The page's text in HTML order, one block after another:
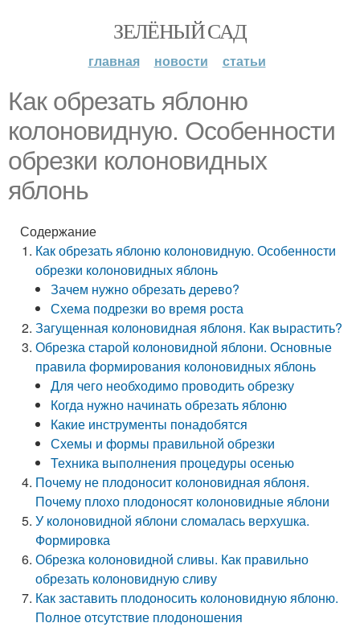
ЗЕЛЁНЫЙ САД
главная новости статьи
Как обрезать яблоню
колоновидную. Особенности
обрезки колоновидных
яблонь
Содержание
Как обрезать яблоню колоновидную. Особенности
обрезки колоновидных яблонь
Зачем нужно обрезать дерево?
Схема подрезки во время роста
Загущенная колоновидная яблоня. Как вырастить?
Обрезка старой колоновидной яблони. Основные
правила формирования колоновидных яблонь
Для чего необходимо проводить обрезку
Когда нужно начинать обрезать яблоню
Какие инструменты понадобятся
Схемы и формы правильной обрезки
Техника выполнения процедуры осенью
Почему не плодоносит колоновидная яблоня.
Почему плохо плодоносят колоновидные яблони
У колоновидной яблони сломалась верхушка.
Формировка
Обрезка колоновидной сливы. Как правильно
обрезать колоновидную сливу
Как заставить плодоносить колоновидную яблоню.
Полное отсутствие плодоношения